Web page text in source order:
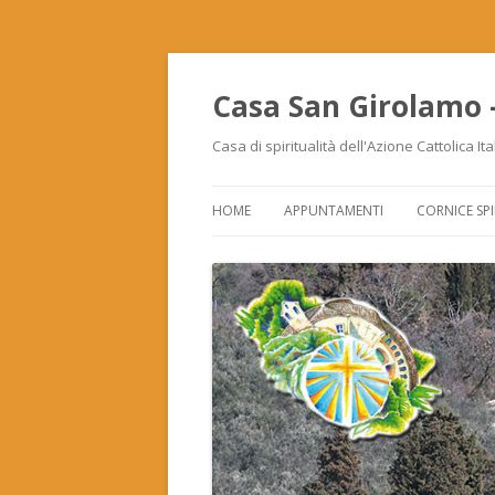
Casa San Girolamo
Casa di spiritualità dell'Azione Cattolica
HOME APPUNTAMENTI CORNICE